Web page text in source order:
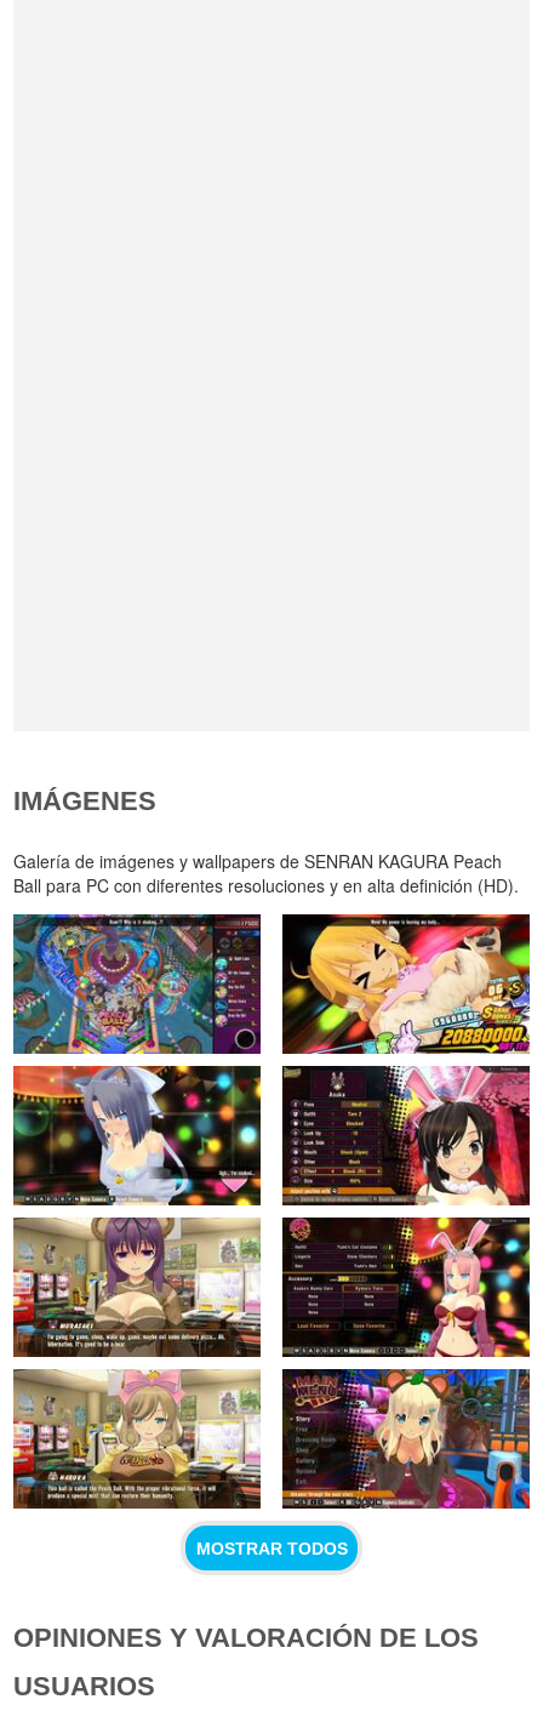
IMÁGENES
Galería de imágenes y wallpapers de SENRAN KAGURA Peach
Ball para PC con diferentes resoluciones y en alta definición (HD).
MOSTRAR TODOS
OPINIONES Y VALORACIÓN DE LOS
USUARIOS